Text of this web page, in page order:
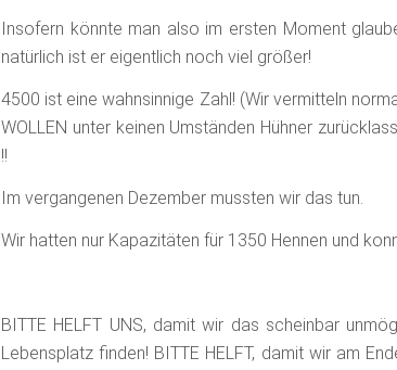
Insofern könnte man also im ersten Moment
natürlich ist er eigentlich noch viel größer!
4500 ist eine wahnsinnige Zahl! (Wir vermitteln
WOLLEN unter keinen Umständen Hühner
!!
Im vergangenen Dezember mussten wir das tun.
Wir hatten nur Kapazitäten für 1350 Hennen und
BITTE HELFT UNS, damit wir das scheinbar
Lebensplatz finden! BITTE HELFT, damit wir am